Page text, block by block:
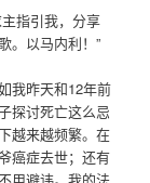
指引我，分享
。以马内利！”
我昨天和12年前
探讨死亡这么忌
越来越频繁。在
癌症去世；还有